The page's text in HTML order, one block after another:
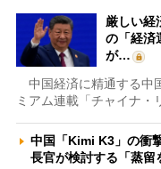
厳しい経
の「経済
が…
中国経済に精通する中
ミアム連載「チャイナ
中国「Kimi K3」の衝
長官が検討する「蒸